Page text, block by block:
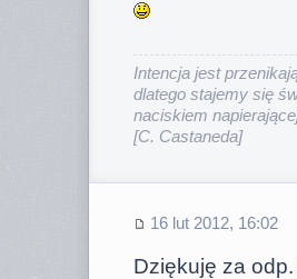
Intencja jest
dlatego stajemy się
naciskiem
[C. Castaneda]
16 lut 2012, 16:02
Dziękuję za odp.